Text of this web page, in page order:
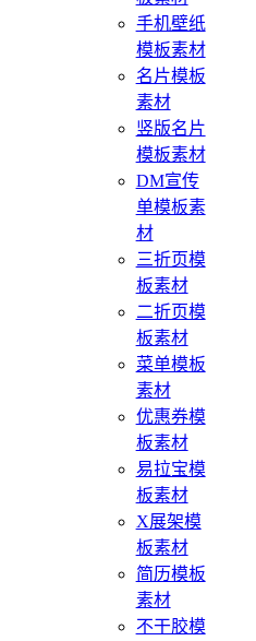
手机壁纸
模板素材
名片模板
素材
竖版名片
模板素材
DM宣传
单模板素
材
三折页模
板素材
二折页模
板素材
菜单模板
素材
优惠券模
板素材
易拉宝模
板素材
X展架模
板素材
简历模板
素材
不干胶模